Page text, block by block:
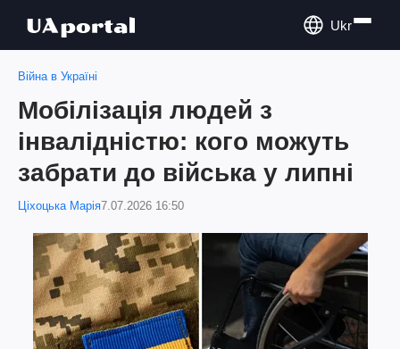
Ukr
Війна в Україні
Мобілізація людей з
інвалідністю: кого можуть
забрати до війська у липні
Ціхоцька Марія7.07.2026 16:50